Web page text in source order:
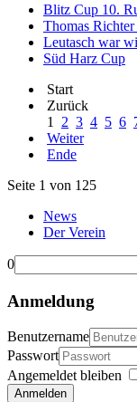
Blitz Cup 10.
Thomas
Leutasch war
Süd Harz Cup
Start
Zurück
1
2 3 4 5 6
Weiter
Ende
Seite 1 von 125
News
Der Verein
0
Anmeldung
Benutzername
Passwort
Angemeldet bleiben
Anmelden